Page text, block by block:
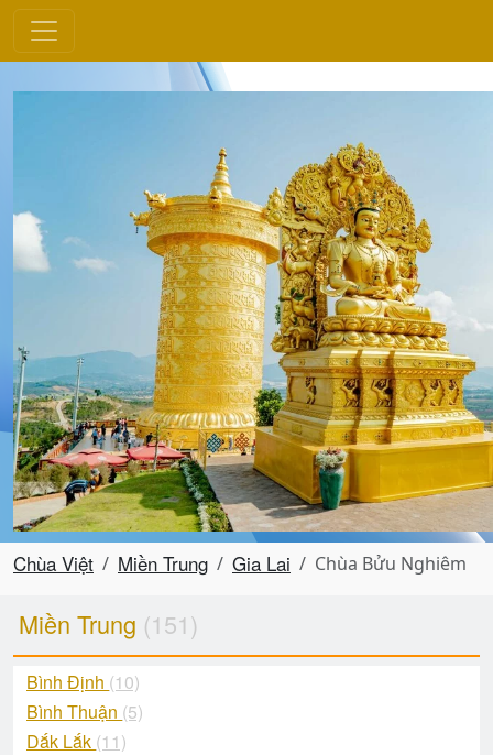
Chùa Việt Miền Trung Gia Lai Chùa Bửu Nghiêm
Miền Trung (151)
Bình Định (10)
Bình Thuận (5)
Dắk Lắk (11)